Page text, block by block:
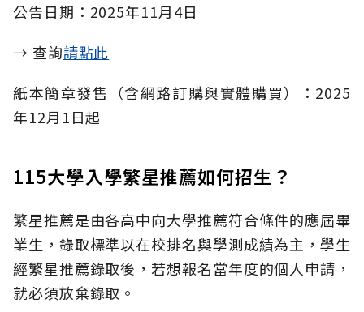
公告日期：2025年11月4日
→ 查詢請點此
紙本簡章發售（含網路訂購與實體購買）：2025
年12月1日起
115大學入學繁星推薦如何招生？
繁星推薦是由各高中向大學推薦符合條件的應屆畢
業生，錄取標準以在校排名與學測成績為主，學生
經繁星推薦錄取後，若想報名當年度的個人申請，
就必須放棄錄取。